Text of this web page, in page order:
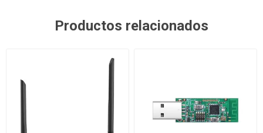
Productos relacionados